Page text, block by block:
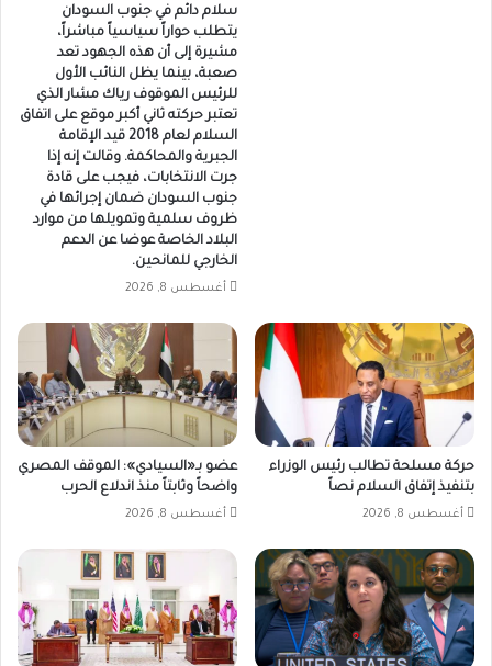
سلام دائم في جنوب السودان
يتطلب حواراً سياسياً مباشراً،
مشيرة إلى أن هذه الجهود تعد
صعبة، بينما يظل النائب الأول
للرئيس الموقوف رياك مشار الذي
تعتبر حركته ثاني أكبر موقع على اتفاق
السلام لعام 2018 قيد الإقامة
الجبرية والمحاكمة. وقالت إنه إذا
جرت الانتخابات، فيجب على قادة
جنوب السودان ضمان إجرائها في
ظروف سلمية وتمويلها من موارد
البلاد الخاصة عوضا عن الدعم
الخارجي للمانحين.
أغسطس 8, 2026
حركة مسلحة تطالب رئيس الوزراء
بتنفيذ إتفاق السلام نصاً
أغسطس 8, 2026
عضو بـ«السيادي»: الموقف المصري
واضحاً وثابتاً منذ اندلاع الحرب
أغسطس 8, 2026